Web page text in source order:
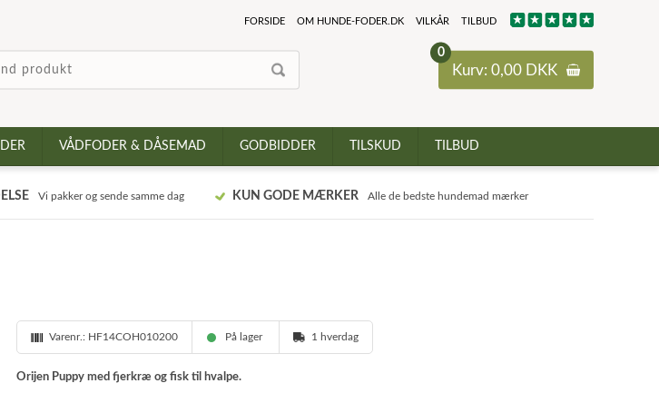
0
Kurv: 0,00 DKK
FORSIDE OM HUNDE-FODER.DK VILKÅR TILBUD
VÅDFODER & DÅSEMAD GODBIDDER TILSKUD TILBUD
Vi pakker og sende samme dag KUN GODE MÆRKER Alle de bedste hundemad mærker
Varenr.: HF14COH010200 På lager 1 hverdag
Orijen Puppy med fjerkræ og fisk til hvalpe.